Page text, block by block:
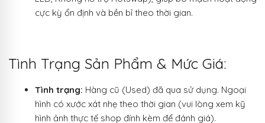
cực kỳ ổn định và bền bỉ theo thời gian.
Tình Trạng Sản Phẩm & Mức Giá:
Tình trạng: Hàng cũ (Used) đã qua sử dụng. Ngoại
hình có xước xát nhẹ theo thời gian (vui lòng xem kỹ
hình ảnh thực tế shop đính kèm để đánh giá).